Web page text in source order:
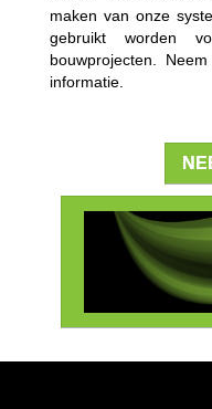
maken van onze
gebruikt worden
bouwprojecten.
informatie.